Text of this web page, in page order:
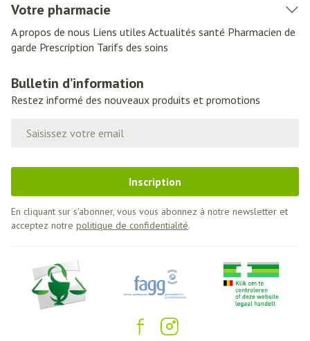
Votre pharmacie
A propos de nous Liens utiles Actualités santé Pharmacien de
garde Prescription Tarifs des soins
Bulletin d’information
Restez informé des nouveaux produits et promotions
Inscription
En cliquant sur s'abonner, vous vous abonnez à notre newsletter et
acceptez notre politique de confidentialité.